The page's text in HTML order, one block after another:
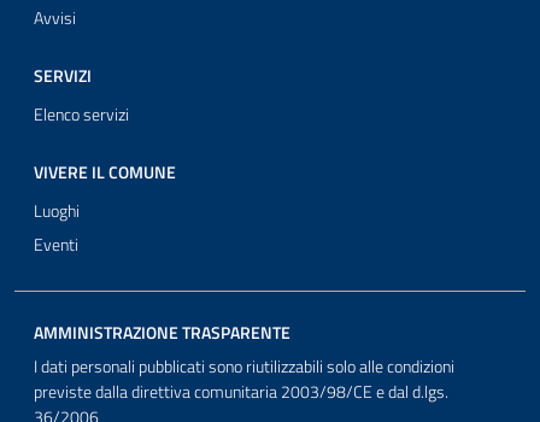
Avvisi
SERVIZI
Elenco servizi
VIVERE IL COMUNE
Luoghi
Eventi
AMMINISTRAZIONE TRASPARENTE
I dati personali pubblicati sono riutilizzabili solo alle condizioni
previste dalla direttiva comunitaria 2003/98/CE e dal d.lgs.